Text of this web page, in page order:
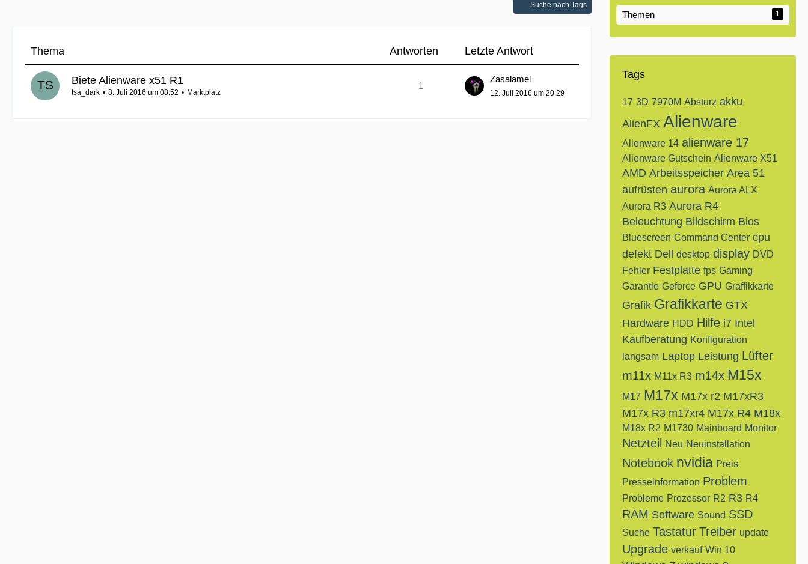
Suche nach Tags
Thema Antworten Letzte Antwort
Biete Alienware x51 R1
tsa_dark 8. Juli 2016 um 08:52 Marktplatz
1
Zasalamel
12. Juli 2016 um 20:29
Themen 1
Tags
17 3D 7970M Absturz akku
AlienFX Alienware
Alienware 14 alienware 17
Alienware Gutschein Alienware X51
AMD Arbeitsspeicher Area 51
aufrüsten aurora Aurora ALX
Aurora R3 Aurora R4
Beleuchtung Bildschirm Bios
Bluescreen Command Center cpu
defekt Dell desktop display DVD
Fehler Festplatte fps Gaming
Garantie Geforce GPU Graffikkarte
Grafik Grafikkarte GTX
Hardware HDD Hilfe i7 Intel
Kaufberatung Konfiguration
langsam Laptop Leistung Lüfter
m11x M11x R3 m14x M15x
M17 M17x M17x r2 M17xR3
M17x R3 m17xr4 M17x R4 M18x
M18x R2 M1730 Mainboard Monitor
Netzteil Neu Neuinstallation
Notebook nvidia Preis
Presseinformation Problem
Probleme Prozessor R2 R3 R4
RAM Software Sound SSD
Suche Tastatur Treiber update
Upgrade verkauf Win 10